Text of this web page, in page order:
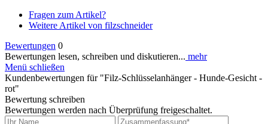
Fragen zum Artikel?
Weitere Artikel von filzschneider
Bewertungen 0
Bewertungen lesen, schreiben und diskutieren... mehr
Menü schließen
Kundenbewertungen für "Filz-Schlüsselanhänger - Hunde-Gesicht -
rot"
Bewertung schreiben
Bewertungen werden nach Überprüfung freigeschaltet.